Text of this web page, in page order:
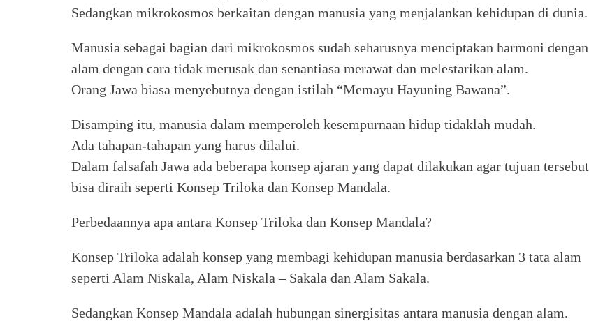
Sedangkan mikrokosmos berkaitan dengan manusia yang menjalankan kehidupan di dunia.
Manusia sebagai bagian dari mikrokosmos sudah seharusnya menciptakan harmoni dengan
alam dengan cara tidak merusak dan senantiasa merawat dan melestarikan alam.
Orang Jawa biasa menyebutnya dengan istilah “Memayu Hayuning Bawana”.
Disamping itu, manusia dalam memperoleh kesempurnaan hidup tidaklah mudah.
Ada tahapan-tahapan yang harus dilalui.
Dalam falsafah Jawa ada beberapa konsep ajaran yang dapat dilakukan agar tujuan tersebut
bisa diraih seperti Konsep Triloka dan Konsep Mandala.
Perbedaannya apa antara Konsep Triloka dan Konsep Mandala?
Konsep Triloka adalah konsep yang membagi kehidupan manusia berdasarkan 3 tata alam
seperti Alam Niskala, Alam Niskala – Sakala dan Alam Sakala.
Sedangkan Konsep Mandala adalah hubungan sinergisitas antara manusia dengan alam.